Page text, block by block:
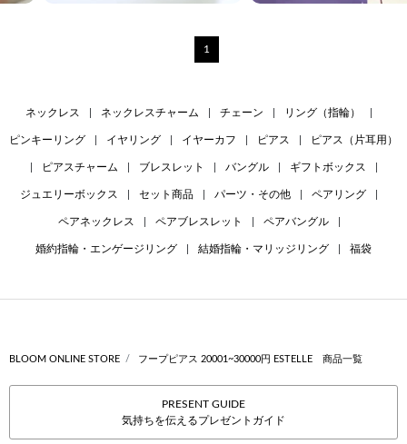
1
ネックレス ネックレスチャーム チェーン リング（指輪）
ピンキーリング イヤリング イヤーカフ ピアス ピアス（片耳用）
ピアスチャーム ブレスレット バングル ギフトボックス
ジュエリーボックス セット商品 パーツ・その他 ペアリング
ペアネックレス ペアブレスレット ペアバングル
婚約指輪・エンゲージリング 結婚指輪・マリッジリング 福袋
BLOOM ONLINE STORE フープピアス 20001~30000円 ESTELLE 商品一覧
PRESENT GUIDE
気持ちを伝えるプレゼントガイド